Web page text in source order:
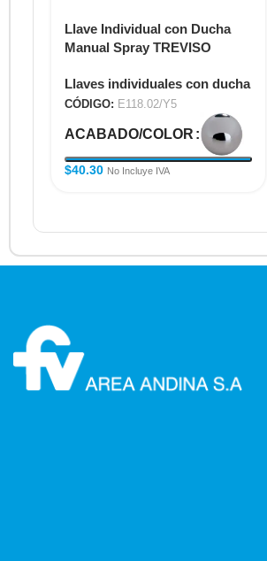
Llave Individual con Ducha
Manual Spray TREVISO
Llaves individuales con ducha
CÓDIGO: E118.02/Y5
ACABADO/COLOR
$40.30 No Incluye IVA